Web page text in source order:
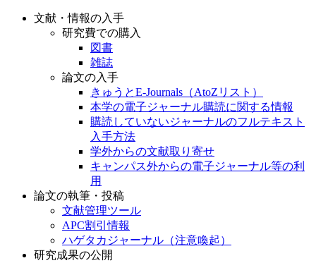
文献・情報の入手
研究費での購入
図書
雑誌
論文の入手
きゅうとE-Journals（AtoZリスト）
本学の電子ジャーナル購読に関する情報
購読していないジャーナルのフルテキスト
入手方法
学外からの文献取り寄せ
キャンパス外からの電子ジャーナル等の利
用
論文の執筆・投稿
文献管理ツール
APC割引情報
ハゲタカジャーナル（注意喚起）
研究成果の公開